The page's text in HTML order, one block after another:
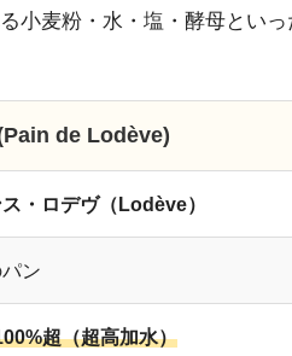
小麦粉・水・塩・酵母とい
de Lodève)
・ロデヴ（Lodève）
ン
超（超高加水）